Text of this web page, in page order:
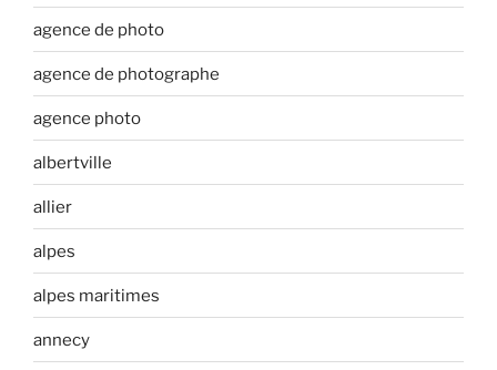
agence de photo
agence de photographe
agence photo
albertville
allier
alpes
alpes maritimes
annecy